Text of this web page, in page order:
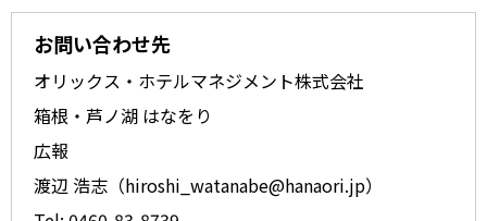
お問い合わせ先
オリックス・ホテルマネジメント株式会社
箱根・芦ノ湖 はなをり
広報
渡辺 浩志（hiroshi_watanabe@hanaori.jp）